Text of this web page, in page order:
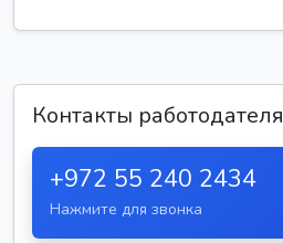
Контакты работодателя
+972 55 240 2434
Нажмите для звонка